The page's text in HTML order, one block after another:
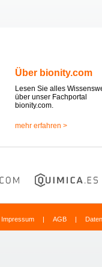
Über bionity.com
Lesen Sie alles
über unser Fachportal
bionity.com.
mehr erfahren >
Impressum | AGB |